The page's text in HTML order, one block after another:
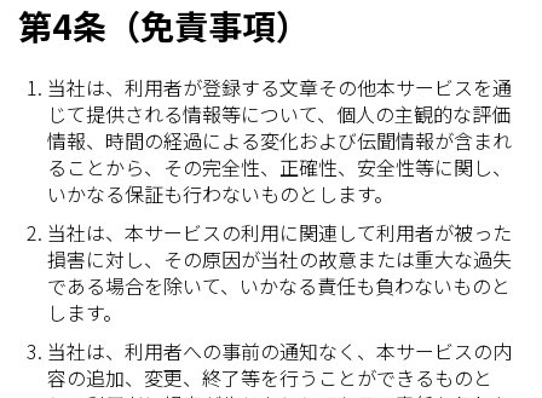
第4条（免責事項）
当社は、利用者が登録する文章その他本サービスを通
じて提供される情報等について、個人の主観的な評価
情報、時間の経過による変化および伝聞情報が含まれ
ることから、その完全性、正確性、安全性等に関し、
いかなる保証も行わないものとします。
当社は、本サービスの利用に関連して利用者が被った
損害に対し、その原因が当社の故意または重大な過失
である場合を除いて、いかなる責任も負わないものと
します。
当社は、利用者への事前の通知なく、本サービスの内
容の追加、変更、終了等を行うことができるものと